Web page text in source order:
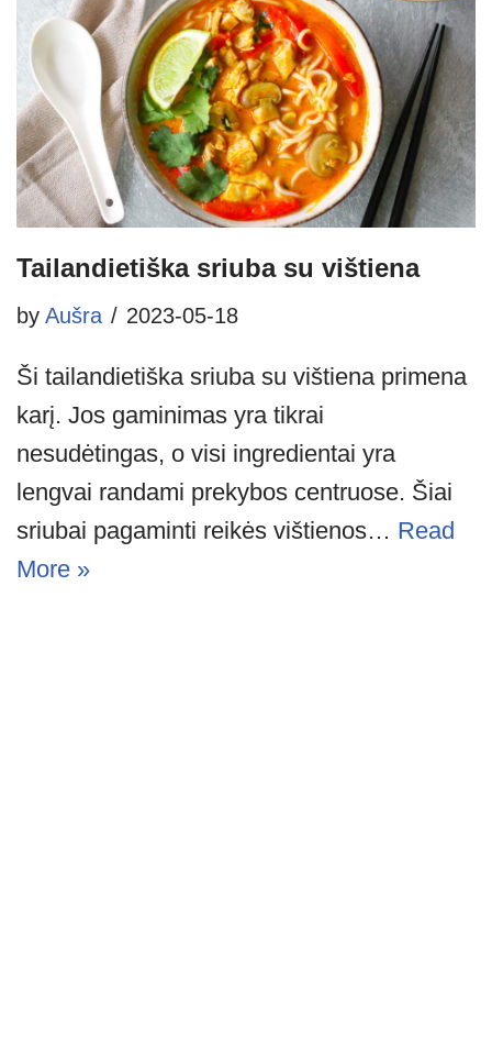
Tailandietiška sriuba su vištiena
by Aušra 2023-05-18
Ši tailandietiška sriuba su vištiena primena
karį. Jos gaminimas yra tikrai
nesudėtingas, o visi ingredientai yra
lengvai randami prekybos centruose. Šiai
sriubai pagaminti reikės vištienos… Read
More »